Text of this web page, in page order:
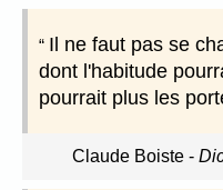
Il ne faut pas se
dont l'habitude
pourrait plus les
Claude Boiste-